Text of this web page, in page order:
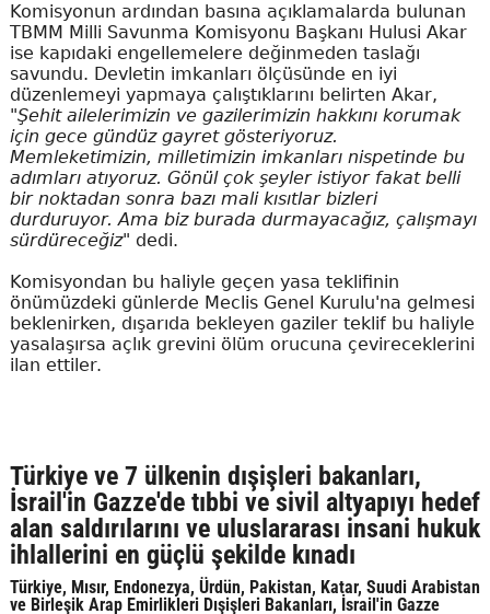
Komisyonun ardından basına açıklamalarda bulunan
TBMM Milli Savunma Komisyonu Başkanı Hulusi Akar
ise kapıdaki engellemelere değinmeden taslağı
savundu. Devletin imkanları ölçüsünde en iyi
düzenlemeyi yapmaya çalıştıklarını belirten Akar,
"Şehit ailelerimizin ve gazilerimizin hakkını korumak
için gece gündüz gayret gösteriyoruz.
Memleketimizin, milletimizin imkanları nispetinde bu
adımları atıyoruz. Gönül çok şeyler istiyor fakat belli
bir noktadan sonra bazı mali kısıtlar bizleri
durduruyor. Ama biz burada durmayacağız, çalışmayı
sürdüreceğiz" dedi.
Komisyondan bu haliyle geçen yasa teklifinin
önümüzdeki günlerde Meclis Genel Kurulu'na gelmesi
beklenirken, dışarıda bekleyen gaziler teklif bu haliyle
yasalaşırsa açlık grevini ölüm orucuna çevireceklerini
ilan ettiler.
Türkiye ve 7 ülkenin dışişleri bakanları,
İsrail'in Gazze'de tıbbi ve sivil altyapıyı hedef
alan saldırılarını ve uluslararası insani hukuk
ihlallerini en güçlü şekilde kınadı
Türkiye, Mısır, Endonezya, Ürdün, Pakistan, Katar, Suudi Arabistan
ve Birleşik Arap Emirlikleri Dışişleri Bakanları, İsrail'in Gazze